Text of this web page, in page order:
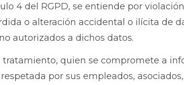
4 del RGPD, se entiende por
o alteración accidental o ilícita de
autorizados a dichos datos.
quien se compromete a
por sus empleados,